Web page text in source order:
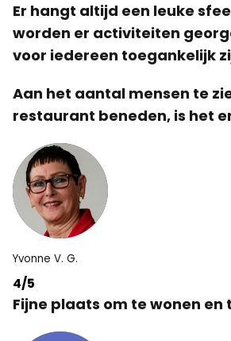
Er hangt altijd een leuke
worden er activiteiten
voor iedereen toegankelijk
Aan het aantal mensen te
restaurant beneden, is het
Yvonne V. G.
4/5
Fijne plaats om te wonen en